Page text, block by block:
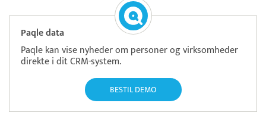
Paqle data
Paqle kan vise nyheder om personer og virksomheder
direkte i dit CRM-system.
BESTIL DEMO